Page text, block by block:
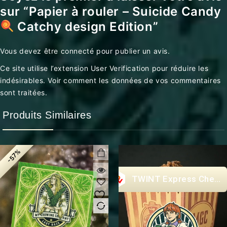
sur “Papier à rouler – Suicide Candy
Catchy design Edition”
Vous devez être connecté pour publier un avis.
Ce site utilise l’extension User Verification pour réduire les
indésirables.Voir comment les données de vos commentaires
sont traitées.
Produits Similaires
-57%
Express